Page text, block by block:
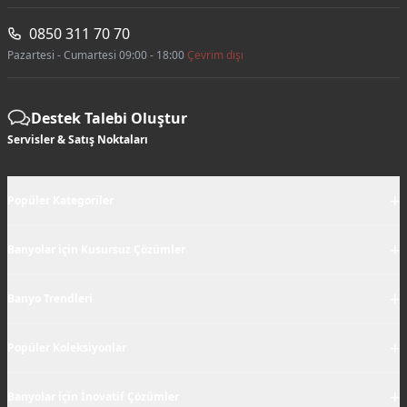
0850 311 70 70
Pazartesi - Cumartesi 09:00 - 18:00Çevrim dışı
Destek Talebi Oluştur
Servisler & Satış Noktaları